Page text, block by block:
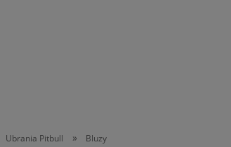
Ubrania Pitbull » Bluzy